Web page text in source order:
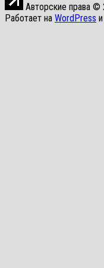
Авторские права
Работает на WordPress и